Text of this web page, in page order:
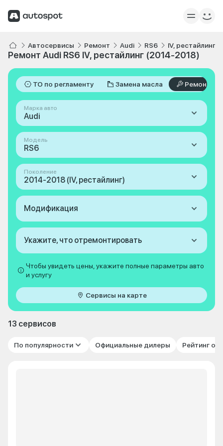
Автосервисы Ремонт Audi RS6 IV, рестайлинг
Ремонт Audi RS6 IV, рестайлинг (2014-2018)
ТО по регламенту Замена масла Ремонт
Марка авто
Audi
Модель
RS6
Поколение
2014-2018 (IV, рестайлинг)
Модификация
Укажите, что отремонтировать
Чтобы увидеть цены, укажите полные параметры авто
и услугу
Сервисы на карте
13 сервисов
По популярности Официальные дилеры Рейтинг